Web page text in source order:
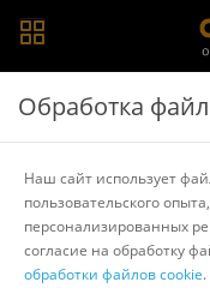
Главная > Каталог
хранения > Involux
Стеллаж Involux
Другие товары Involux
Обработка
Наш сайт использует
пользовательского
персонализированных
согласие на обработку
обработки файлов cookie.